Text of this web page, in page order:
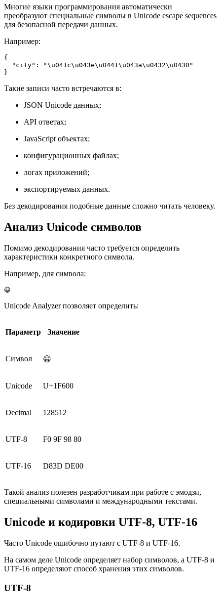
Многие языки программирования автоматически
преобразуют специальные символы в Unicode escape sequences
для безопасной передачи данных.
Например:
{
  "city": "\u041c\u043e\u0441\u043a\u0432\u0430"
}
Такие записи часто встречаются в:
JSON Unicode данных;
API ответах;
JavaScript объектах;
конфигурационных файлах;
логах приложений;
экспортируемых данных.
Без декодирования подобные данные сложно читать человеку.
Анализ Unicode символов
Помимо декодирования часто требуется определить
характеристики конкретного символа.
Например, для символа:
😀
Unicode Analyzer позволяет определить:
Параметр Значение
Символ 😀
Unicode U+1F600
Decimal 128512
UTF-8 F0 9F 98 80
UTF-16 D83D DE00
Такой анализ полезен разработчикам при работе с эмодзи,
специальными символами и международными текстами.
Unicode и кодировки UTF-8, UTF-16
Часто Unicode ошибочно путают с UTF-8 и UTF-16.
На самом деле Unicode определяет набор символов, а UTF-8 и
UTF-16 определяют способ хранения этих символов.
UTF-8